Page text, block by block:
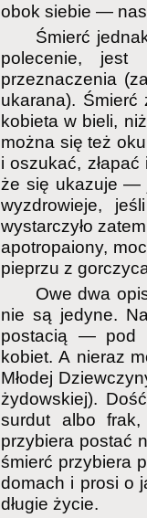
obok siebie —
Śmierć
polecenie, jest
przeznaczenia
ukarana).
kobieta w bieli,
można się też
i oszukać,
że się ukazuje —
wyzdrowieje,
wystarczyło
apotropaiony,
pieprzu z
Owe dwa
nie są jedyne.
postacią — pod
kobiet. A nieraz
Młodej
żydowskiej).
surdut albo
przybiera postać
śmierć przybiera
domach i prosi o
długie życie.